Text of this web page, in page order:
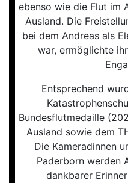
ebenso wie die Flut im
Ausland. Die
bei dem Andreas als
war, ermöglichte
Entsprechend
Bundesflutmedaille
Ausland sowie dem
Die Kameradinnen
Paderborn werden
dankbarer